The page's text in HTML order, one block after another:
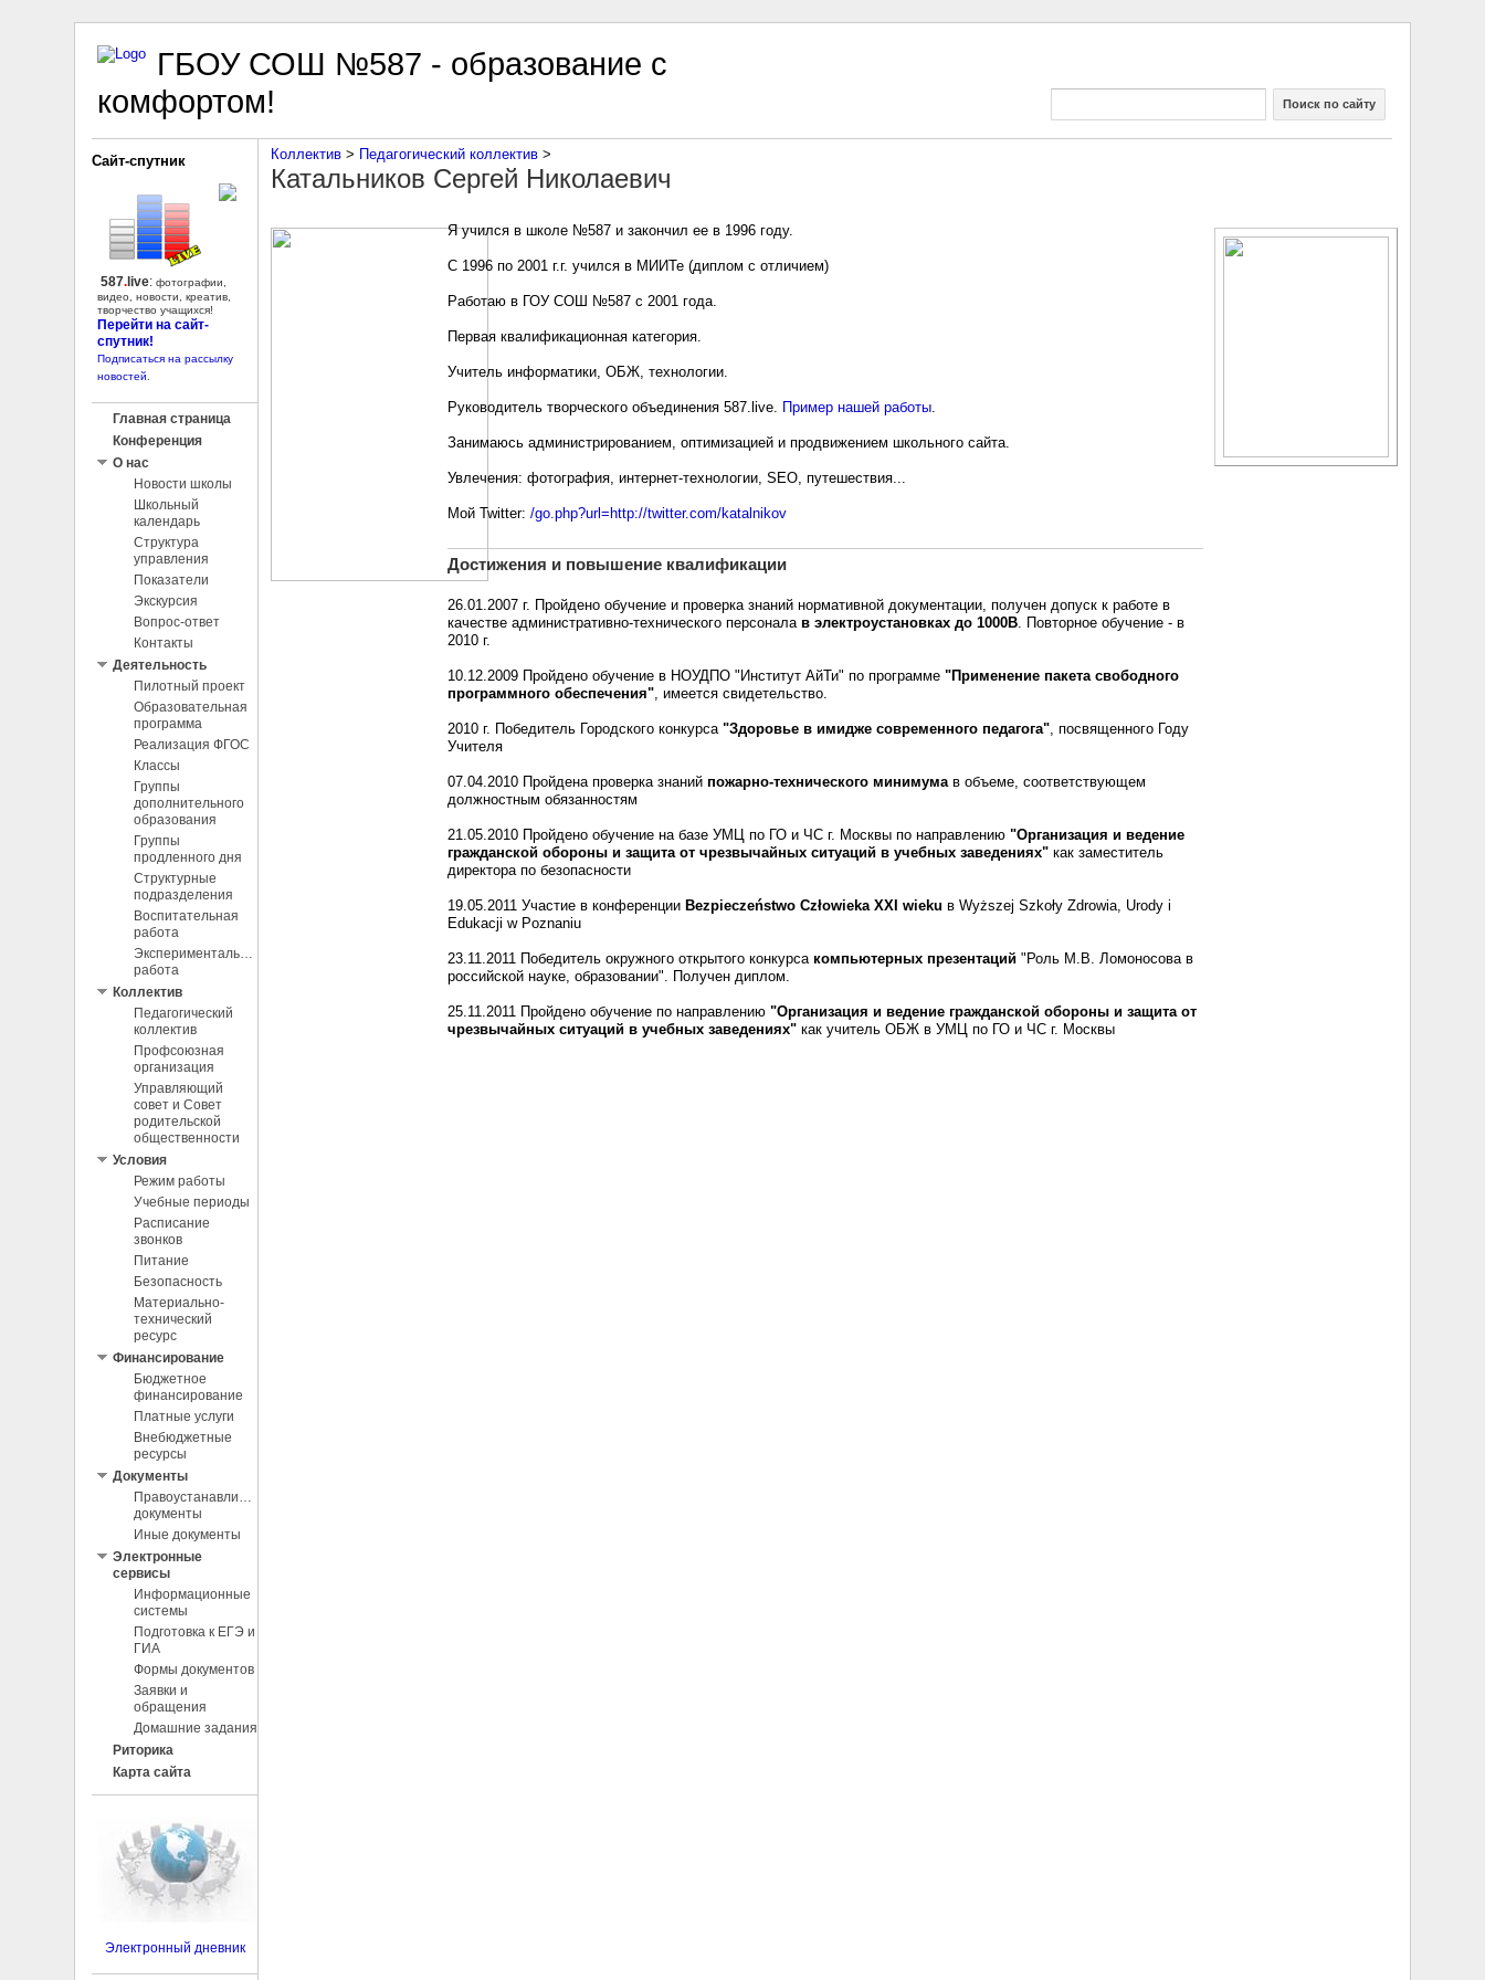
ГБОУ СОШ №587 - образование с
комфортом!
Поиск по сайту
Сайт-спутник
587. live:фотографии,
видео, новости, креатив,
творчество учащихся!
Перейти на сайт-
спутник!
Подписаться на рассылку
новостей
Главная страница
Конференция
О нас
Новости школы
Школьный
календарь
Структура
управления
Показатели
Экскурсия
Вопрос-ответ
Контакты
Деятельность
Пилотный проект
Образовательная
программа
Реализация ФГОС
Классы
Группы
дополнительного
образования
Группы
продленного дня
Структурные
подразделения
Воспитательная
работа
Экспериментальная
работа
Коллектив
Педагогический
коллектив
Профсоюзная
организация
Управляющий
совет и Совет
родительской
общественности
Условия
Режим работы
Учебные периоды
Расписание
звонков
Питание
Безопасность
Материально-
технический
ресурс
Финансирование
Бюджетное
финансирование
Платные услуги
Внебюджетные
ресурсы
Документы
Правоустанавливающие
документы
Иные документы
Электронные
сервисы
Информационные
системы
Подготовка к ЕГЭ и
ГИА
Формы документов
Заявки и
обращения
Домашние задания
Риторика
Карта сайта
Электронный дневник
Коллектив ‎ > ‎ Педагогический коллектив ‎ > ‎
Катальников Сергей Николаевич
Я учился в школе №587 и закончил ее в 1996 году.
С 1996 по 2001 г.г. учился в МИИТе (диплом с отличием)
Работаю в ГОУ СОШ №587 с 2001 года.
Первая квалификационная категория.
Учитель информатики, ОБЖ, технологии.
Руководитель творческого объединения 587.live. Пример нашей работы.
Занимаюсь администрированием, оптимизацией и продвижением школьного сайта.
Увлечения: фотография, интернет-технологии, SEO, путешествия...
Мой Twitter:/go.php?url=http://twitter.com/katalnikov
Достижения и повышение квалификации
26.01.2007 г. Пройдено обучение и проверка знаний нормативной документации, получен допуск к работе в
качестве административно-технического персоналав электроустановках до 1000В. Повторное обучение - в
2010 г.
10.12.2009 Пройдено обучение в НОУДПО "Институт АйТи" по программе"Применение пакета свободного
программного обеспечения", имеется свидетельство.
2010 г. Победитель Городского конкурса"Здоровье в имидже современного педагога", посвященного Году
Учителя
07.04.2010 Пройдена проверка знанийпожарно-технического минимумав объеме, соответствующем
должностным обязанностям
21.05.2010 Пройдено обучение на базе УМЦ по ГО и ЧС г. Москвы по направлению"Организация и ведение
гражданской обороны и защита от чрезвычайных ситуаций в учебных заведениях" как заместитель
директора по безопасности
19.05.2011 Участие в конференции Bezpieczeństwo Człowieka XXI wieku в Wyższej Szkoły Zdrowia, Urody i
Edukacji w Poznaniu
23.11.2011 Победитель окружного открытого конкурсакомпьютерных презентаций "Роль М.В. Ломоносова в
российской науке, образовании". Получен диплом.
25.11.2011 Пройдено обучение по направлению"Организация и ведение гражданской обороны и защита от
чрезвычайных ситуаций в учебных заведениях"как учитель ОБЖ в УМЦ по ГО и ЧС г. Москвы